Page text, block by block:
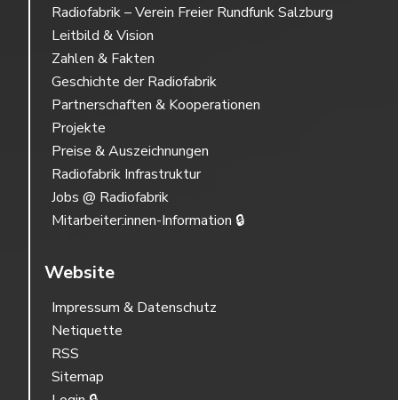
Radiofabrik – Verein Freier Rundfunk Salzburg
Leitbild & Vision
Zahlen & Fakten
Geschichte der Radiofabrik
Partnerschaften & Kooperationen
Projekte
Preise & Auszeichnungen
Radiofabrik Infrastruktur
Jobs @ Radiofabrik
Mitarbeiter:innen-Information 🔒
Website
Impressum & Datenschutz
Netiquette
RSS
Sitemap